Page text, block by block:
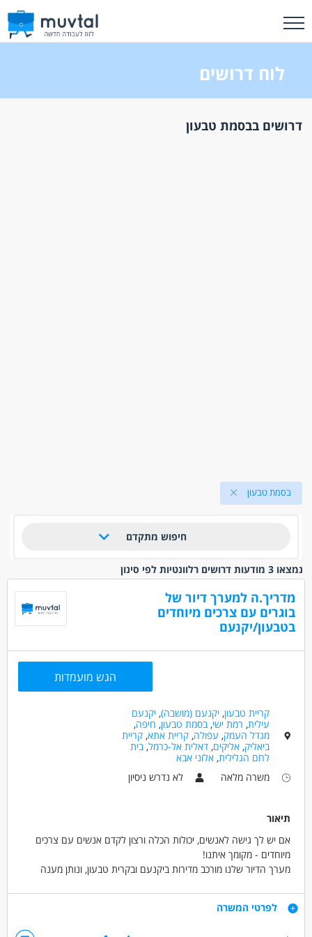
לוח דרושים
דרושים בבסמת טבעון
בסמת טבעון
חיפוש מתקדם
נמצאו 3 מודעות דרושים רלוונטיות לפי סינון
מדריך.ה למערך דיור של
בוגרים עם צרכים מיוחדים
בטבעון/יקנעם
הגש מועמדות
קריית טבעון,יקנעם (מושבה),יקנעם
עילית, רמת ישי,בסמת טבעון, חיפה,
מגדל העמק, עפולה,קריית אתא,קריית
ביאליק,אליקים,דאלית אל-כרמל,בית
לחם הגלילית,אלוני אבא
משרה מלאה
לא נדרש ניסיון
תיאור
אם יש לך גישה לאנשים, יכולות הכלה ורצון לקדם אנשים עם צרכים
מיוחדים - מקומך איתנו!
מערך הדיור שלנו מורכב מדירות ביקנעם ובקרית טבעון, ונותן מענה
התפקיד כולל:
דרישות
- לא נדרש ניסיון קודם - רק סבלנות, גישה אנושית ורצון להשפיע.
לפרטי המשרה